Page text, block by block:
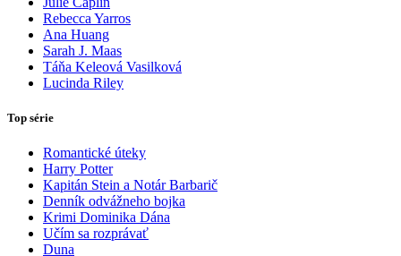
Rebecca Yarros
Ana Huang
Sarah J. Maas
Táňa Keleová Vasilková
Lucinda Riley
Top série
Romantické úteky
Harry Potter
Kapitán Stein a Notár Barbarič
Denník odvážneho bojka
Krimi Dominika Dána
Učím sa rozprávať
Duna